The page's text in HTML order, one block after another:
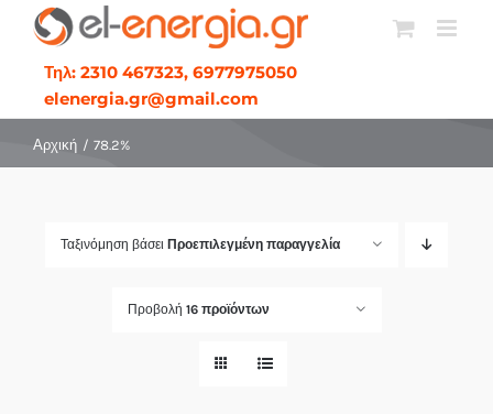
Μετάβαση
περιεχόμενοΤηλ: 2310 467323, 6977975050
elenergia.gr@gmail.com
Αρχική 78.2%
Ταξινόμηση βάσει Προεπιλεγμένη παραγγελία
Προβολή 16 προϊόντων